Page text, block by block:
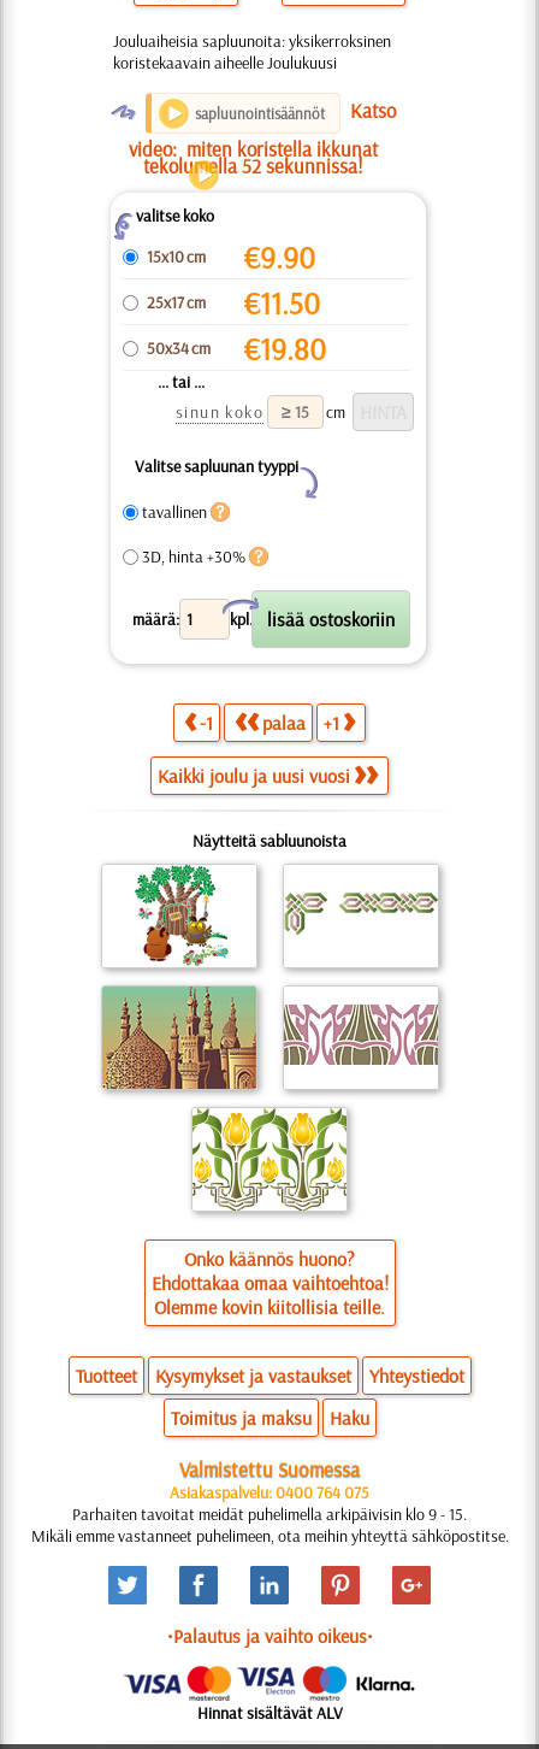
Jouluaiheisia sapluunoita: yksikerroksinen
koristekaavain aiheelle Joulukuusi
O sapluunointisäännöt
Katso
video: miten koristella ikkunat
tekolumella 52 sekunnissa!
Zvalitse koko
15x10 cm
€9.90
25x17 cm €11.50
50x34 cm €19.80
... tai ...
sinun koko
cm
Valitse sapluunan tyyppi
Y
tavallinen
3D, hinta +30%
määrä: kpl.
X
-1 palaa +1
Kaikki joulu ja uusi vuosi
Näytteitä sabluunoista
Onko käännös huono?
Ehdottakaa omaa vaihtoehtoa!
Olemme kovin kiitollisia teille.
Tuotteet Kysymykset ja vastaukset
Yhteystiedot
Toimitus ja maksu
Haku
Valmistettu Suomessa
Asiakaspalvelu: 0400 764 075
Parhaiten tavoitat meidät puhelimella arkipäivisin klo 9 - 15.
Mikäli emme vastanneet puhelimeen, ota meihin yhteyttä sähköpostitse.
•Palautus ja vaihto oikeus•
Hinnat sisältävät ALV